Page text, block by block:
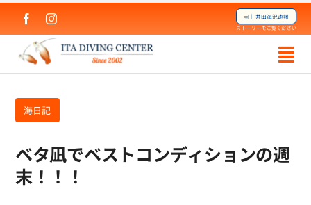
content
🤿｜井田海況速報
ストーリーをご覧ください
海日記
ベタ凪でベストコンディションの週
末！！！